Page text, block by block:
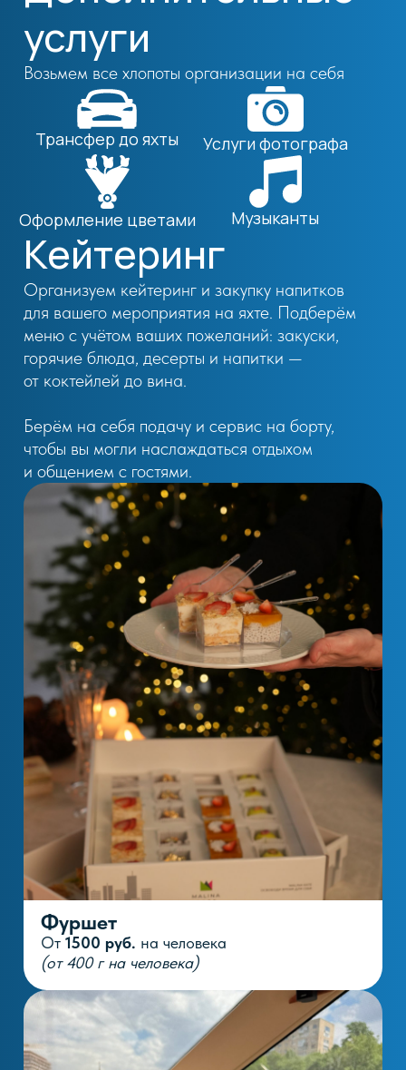
Фуршет
От1500 руб.
на человека
(от 400 г на человека)
Банкет
От3900 руб.
на человека
(от 800 гр на человека)
Гала-ужин
От 5900 руб. на человека
Другие яхты и катера
Каталог яхт — Стоимость аренды яхты
в Москве от собственника